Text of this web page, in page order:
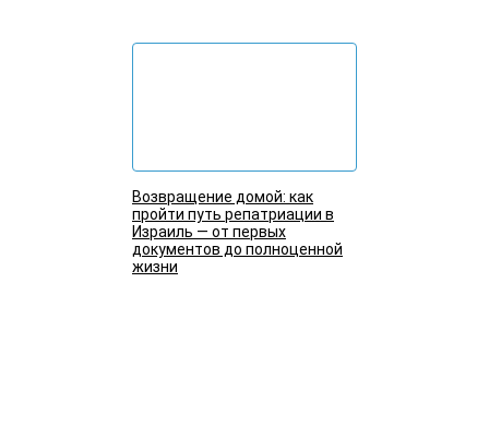
Возвращение домой: как
пройти путь репатриации в
Израиль — от первых
документов до полноценной
жизни